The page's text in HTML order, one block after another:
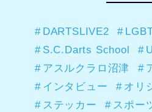
DARTSLIVE2
S.C.Darts School
アスルクラロ沼津
インタビュー
オリ
ステッカー
スポー